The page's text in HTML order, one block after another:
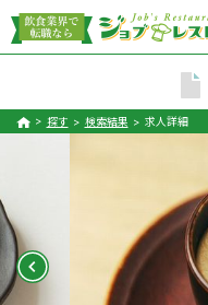
探す 検索結果 求人詳細